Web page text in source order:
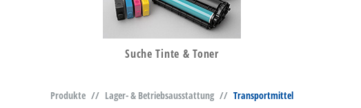
Suche Tinte & Toner
Produkte // Lager- & Betriebsausstattung // Transportmittel